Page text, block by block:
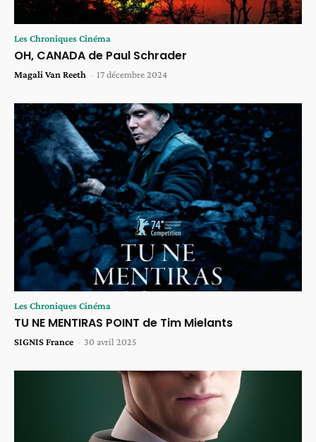
Les Chroniques Cinéma
OH, CANADA de Paul Schrader
Magali Van Reeth - 17 décembre 2024
Les Chroniques Cinéma
TU NE MENTIRAS POINT de Tim Mielants
SIGNIS France - 30 avril 2025